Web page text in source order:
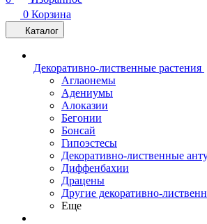
0 Корзина
Каталог
Декоративно-лиственные растения
Аглаонемы
Адениумы
Алоказии
Бегонии
Бонсай
Гипоэстесы
Декоративно-лиственные
Диффенбахии
Драцены
Другие декоративно-
Еще